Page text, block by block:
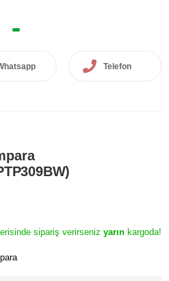
Telefon
sipariş verirseniz yarın kargoda!